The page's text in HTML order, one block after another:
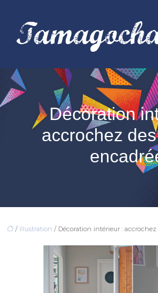
Décoration
accrochez
/ Illustration / Décoration intérieur :